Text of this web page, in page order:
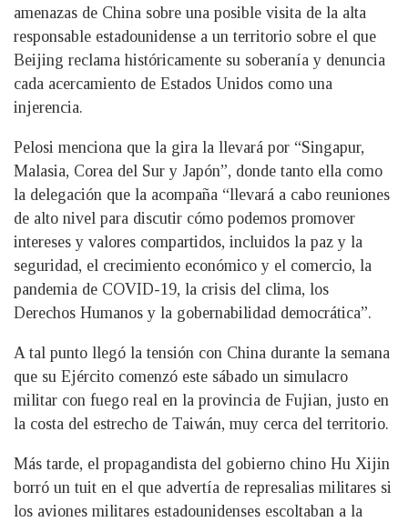
amenazas de China sobre una posible visita de la alta
responsable estadounidense a un territorio sobre el que
Beijing reclama históricamente su soberanía y denuncia
cada acercamiento de Estados Unidos como una
injerencia.
Pelosi menciona que la gira la llevará por “Singapur,
Malasia, Corea del Sur y Japón”, donde tanto ella como
la delegación que la acompaña “llevará a cabo reuniones
de alto nivel para discutir cómo podemos promover
intereses y valores compartidos, incluidos la paz y la
seguridad, el crecimiento económico y el comercio, la
pandemia de COVID-19, la crisis del clima, los
Derechos Humanos y la gobernabilidad democrática”.
A tal punto llegó la tensión con China durante la semana
que su Ejército comenzó este sábado un simulacro
militar con fuego real en la provincia de Fujian, justo en
la costa del estrecho de Taiwán, muy cerca del territorio.
Más tarde, el propagandista del gobierno chino Hu Xijin
borró un tuit en el que advertía de represalias militares si
los aviones militares estadounidenses escoltaban a la